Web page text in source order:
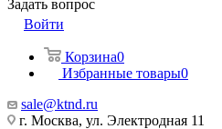
Задать вопрос
Войти
Корзина0
Избранные товары0
sale@ktnd.ru
г. Москва, ул. Электродная 11